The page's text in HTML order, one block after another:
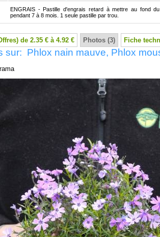
ENGRAIS - Pastille d'engrais retard à mettre au fond
pendant 7 à 8 mois. 1 seule pastille par trou.
de 2.35 € à 4.92 € Photos (3) Fiche
sur: Phlox nain mauve, Phlox